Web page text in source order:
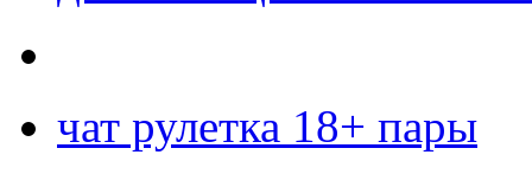
чат рулетка 18+ пары